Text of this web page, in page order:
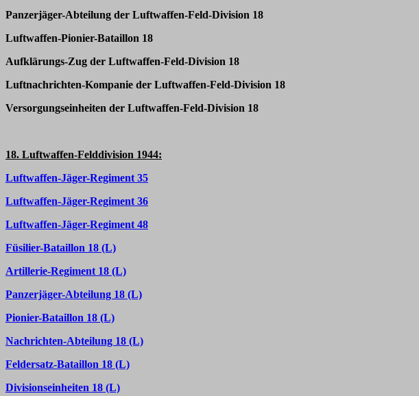
Panzerjäger-Abteilung der Luftwaffen-Feld-Division 18
Luftwaffen-Pionier-Bataillon 18
Aufklärungs-Zug der Luftwaffen-Feld-Division 18
Luftnachrichten-Kompanie der Luftwaffen-Feld-Division 18
Versorgungseinheiten der Luftwaffen-Feld-Division 18
18. Luftwaffen-Felddivision 1944:
Luftwaffen-Jäger-Regiment 35
Luftwaffen-Jäger-Regiment 36
Luftwaffen-Jäger-Regiment 48
Füsilier-Bataillon 18 (L)
Artillerie-Regiment 18 (L)
Panzerjäger-Abteilung 18 (L)
Pionier-Bataillon 18 (L)
Nachrichten-Abteilung 18 (L)
Feldersatz-Bataillon 18 (L)
Divisionseinheiten 18 (L)